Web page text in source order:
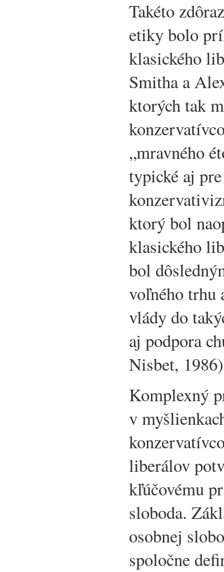
Takéto
etiky bolo
klasického
Smitha a
ktorých tak
„mravného
typické aj
ktorý bol
klasického
bol
voľného trhu
vlády do
aj podpora
Nisbet,
Komplexný
v
liberálov
kľúčovému
sloboda.
osobnej
spoločne